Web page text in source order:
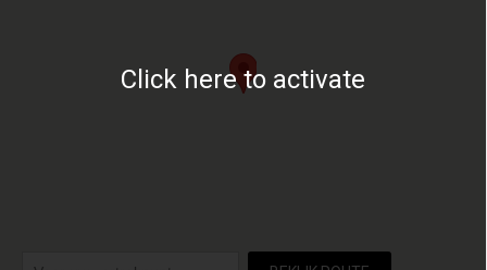
Click here to activate